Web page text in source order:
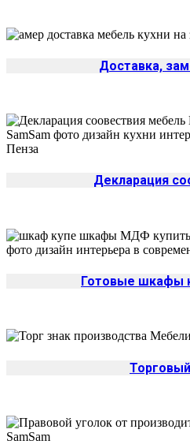
Доставка,
Декларация
Готовые шкафы